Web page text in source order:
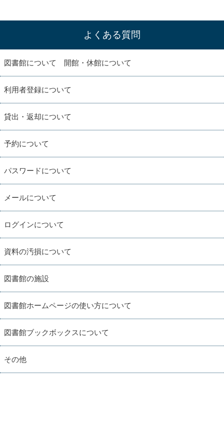
よくある質問
図書館について 開館・休館について
利用者登録について
貸出・返却について
予約について
パスワードについて
メールについて
ログインについて
資料の汚損について
図書館の施設
図書館ホームページの使い方について
図書館ブックボックスについて
その他